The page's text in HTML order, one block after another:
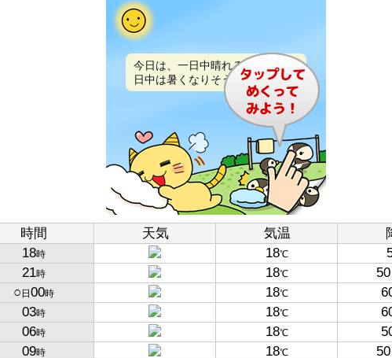
今日は、一日中晴れるでしょう。
日中は暑くなりそうです。
時間 天気 気温
18時 18℃
21時 18℃ 50
○ 日 00時 18℃
03時 18℃
06時 18℃
09時 18℃ 50